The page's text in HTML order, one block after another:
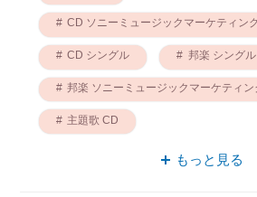
CD ソニーミュージックマーケティン
CD シングル 邦楽 シングル
邦楽 ソニーミュージックマーケティン
主題歌 CD
シングル ソニーミュージックマーケテ
もっと見る